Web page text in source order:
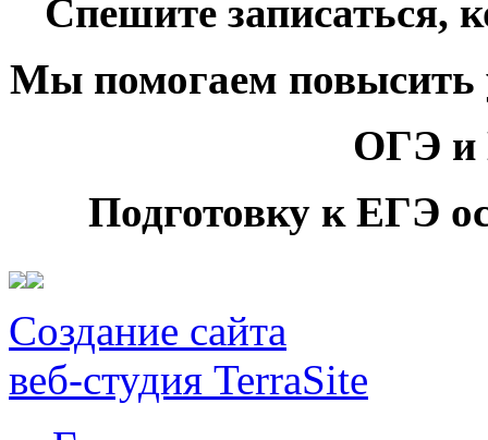
Спешите записаться,
Мы помогаем повысить
ОГЭ
Подготовку к ЕГЭ
Создание сайта
веб-студия TerraSite